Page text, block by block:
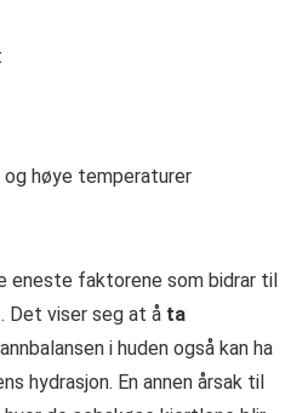
høye temperaturer
eneste faktorene som bidrar til
Det viser seg at å ta
i huden også kan ha
hydrasjon. En annen årsak til